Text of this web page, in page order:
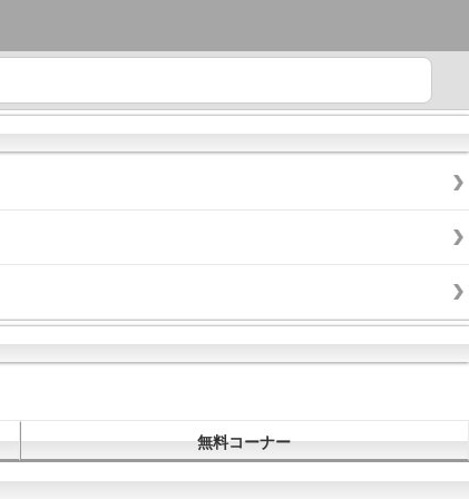
無料コーナー